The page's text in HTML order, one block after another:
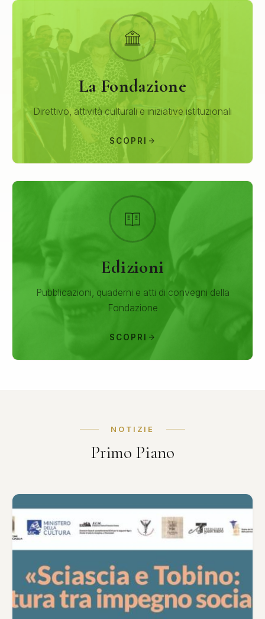
La Fondazione
Direttivo, attività culturali e iniziative istituzionali
SCOPRI
Edizioni
Pubblicazioni, quaderni e atti di convegni della
Fondazione
SCOPRI
NOTIZIE
Primo Piano